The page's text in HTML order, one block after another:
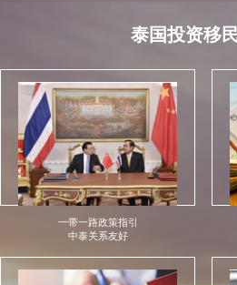
泰国投资移
一带一路政策指引
中泰关系友好